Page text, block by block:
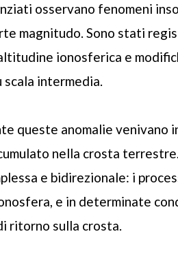
osservano fenomeni
magnitudo. Sono stati
ionosferica e
intermedia.
queste anomalie
nella crosta
e bidirezionale: i
e in determinate
ritorno sulla crosta.